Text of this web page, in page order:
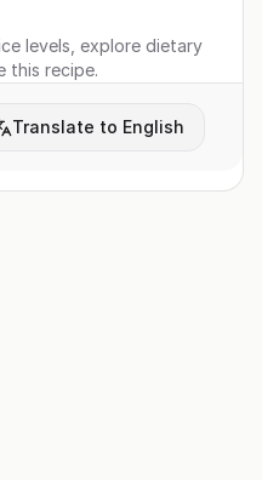
levels, explore dietary
this recipe.
Translate to English